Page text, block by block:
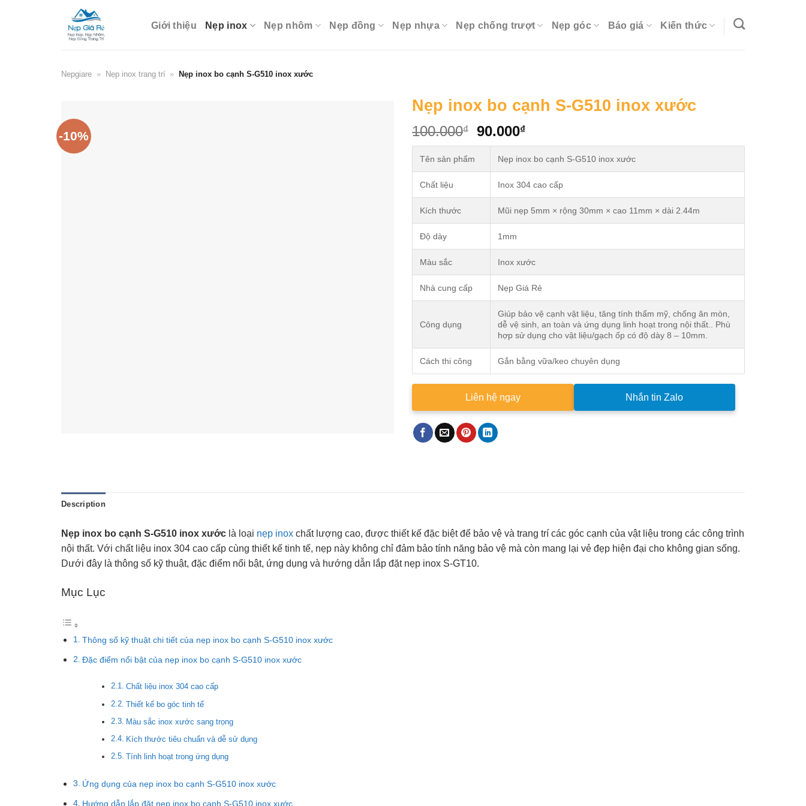
Giới thiệu Nẹp inox Nẹp nhôm Nẹp đồng Nẹp nhựa Nẹp chống trượt Nẹp góc Báo giá Kiến thức
Nepgiare » Nẹp inox trang trí » Nẹp inox bo cạnh S-G510 inox xước
-10%
Nẹp inox bo cạnh S-G510 inox xước
100.000₫
Original
price
was:
100.000₫.
90.000₫Current
price
is:
90.000₫.
Tên sản phẩm Nẹp inox bo cạnh S-G510 inox xước
Chất liệu Inox 304 cao cấp
Kích thước Mũi nẹp 5mm × rộng 30mm × cao 11mm × dài 2.44m
Độ dày 1mm
Màu sắc Inox xước
Nhà cung cấp Nẹp Giá Rẻ
Công dụng
Giúp bảo vệ cạnh vật liệu, tăng tính thẩm mỹ, chống ăn mòn,
dễ vệ sinh, an toàn và ứng dụng linh hoạt trong nội thất.. Phù
hợp sử dụng cho vật liệu/gạch ốp có độ dày 8 – 10mm.
Cách thi công Gắn bằng vữa/keo chuyên dụng
Liên hệ ngay Nhắn tin Zalo
Description
Nẹp inox bo cạnh S-G510 inox xước là loại nẹp inox chất lượng cao, được thiết kế đặc biệt để bảo vệ và trang trí các góc cạnh của vật liệu trong các công trình
nội thất. Với chất liệu inox 304 cao cấp cùng thiết kế tinh tế, nẹp này không chỉ đảm bảo tính năng bảo vệ mà còn mang lại vẻ đẹp hiện đại cho không gian sống.
Dưới đây là thông số kỹ thuật, đặc điểm nổi bật, ứng dụng và hướng dẫn lắp đặt nẹp inox S-GT10.
Mục Lục
Thông số kỹ thuật chi tiết của nẹp inox bo cạnh S-G510 inox xước
Đặc điểm nổi bật của nẹp inox bo cạnh S-G510 inox xước
Chất liệu inox 304 cao cấp
Thiết kế bo góc tinh tế
Màu sắc inox xước sang trọng
Kích thước tiêu chuẩn và dễ sử dụng
Tính linh hoạt trong ứng dụng
Ứng dụng của nẹp inox bo cạnh S-G510 inox xước
Hướng dẫn lắp đặt nẹp inox bo cạnh S-G510 inox xước